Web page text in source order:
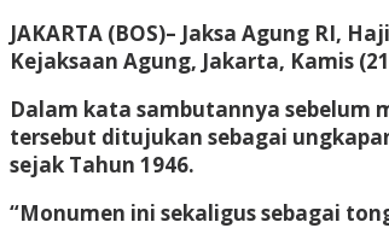
JAKARTA (BOS)– Jaksa Agung RI,
Kejaksaan Agung, Jakarta, Kamis
Dalam kata sambutannya sebelum
tersebut ditujukan sebagai
sejak Tahun 1946.
“Monumen ini sekaligus sebagai